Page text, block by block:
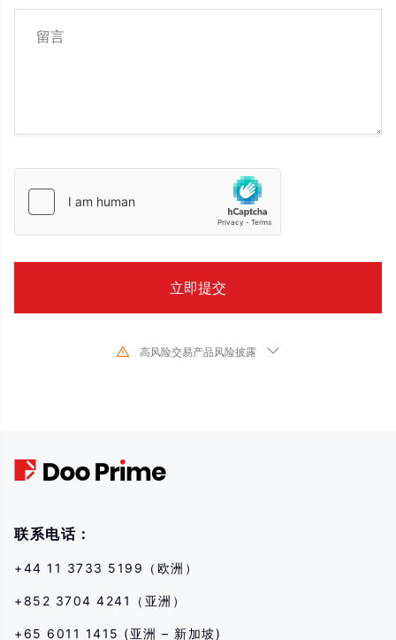
高风险交易产品风险披露
联系电话：
+44 11 3733 5199（欧洲）
+852 3704 4241（亚洲）
+65 6011 1415 (亚洲 – 新加坡)